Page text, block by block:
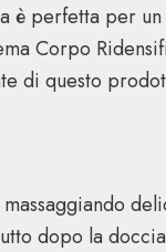
è perfetta per
Corpo
di questo
dopo la